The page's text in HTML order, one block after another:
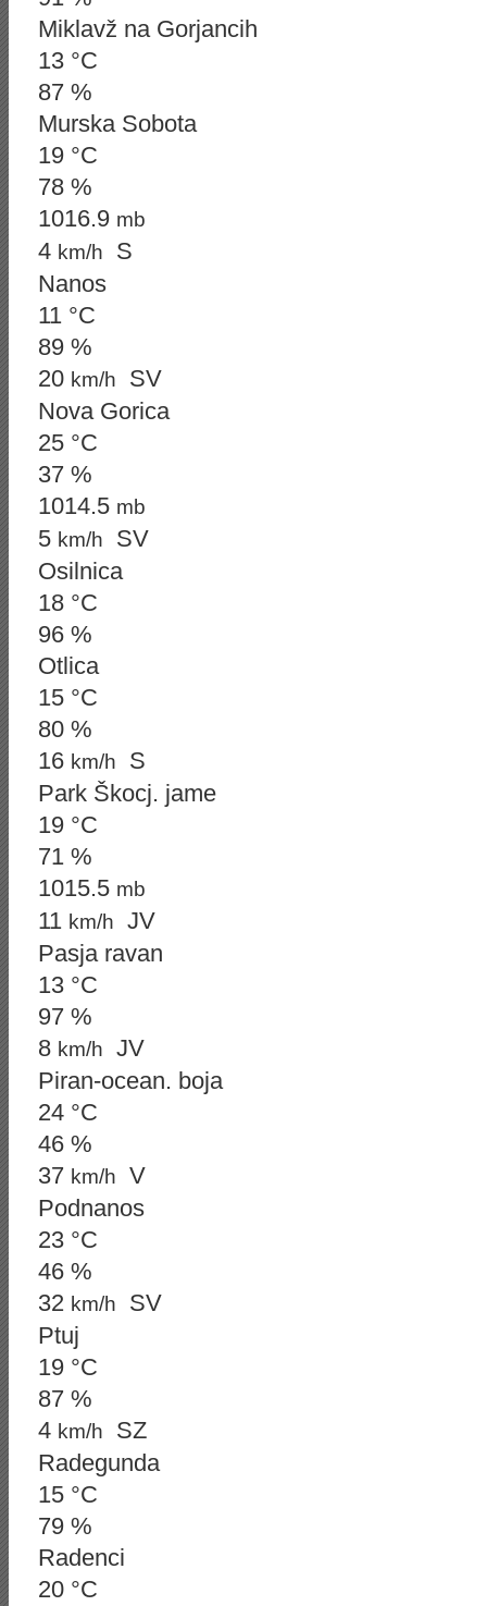
Miklavž na Gorjancih
13 °C
87 %
Murska Sobota
19 °C
78 %
1016.9 mb
4 km/h
S
Nanos
11 °C
89 %
20 km/h
SV
Nova Gorica
25 °C
37 %
1014.5 mb
5 km/h
SV
Osilnica
18 °C
96 %
Otlica
15 °C
80 %
16 km/h
S
Park Škocj. jame
19 °C
71 %
1015.5 mb
11 km/h
JV
Pasja ravan
13 °C
97 %
8 km/h
JV
Piran-ocean. boja
24 °C
46 %
37 km/h
V
Podnanos
23 °C
46 %
32 km/h
SV
Ptuj
19 °C
87 %
4 km/h
SZ
Radegunda
15 °C
79 %
Radenci
20 °C